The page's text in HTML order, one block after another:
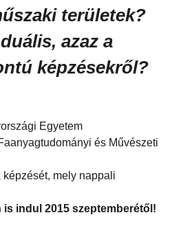
területek?
azaz a
képzésekről?
Egyetem
és Művészeti
képzését, mely nappali
indul 2015 szeptemberétől!